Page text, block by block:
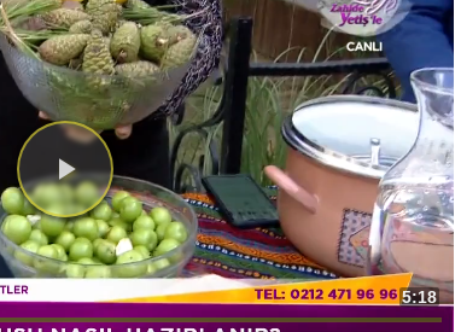
Videoyu
Oynat
Toplam
5:18